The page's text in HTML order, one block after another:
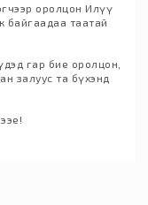
оролцон Илүү
байгаадаа таатай
гар бие оролцон,
залуус та бүхэнд